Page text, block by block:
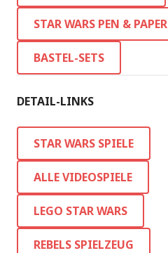
STAR WARS PEN & PAPER
BASTEL-SETS
DETAIL-LINKS
STAR WARS SPIELE
ALLE VIDEOSPIELE
LEGO STAR WARS
REBELS SPIELZEUG